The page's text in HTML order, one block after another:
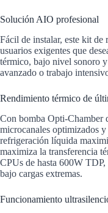
Solución AIO profesional
Fácil de instalar, este kit
usuarios exigentes que
térmico, bajo nivel sonoro
avanzado o trabajo
Rendimiento térmico de
Con bomba Opti-Chamber
microcanales optimizados
refrigeración líquida
maximiza la transferencia
CPUs de hasta 600W
bajo cargas extremas.
Funcionamiento